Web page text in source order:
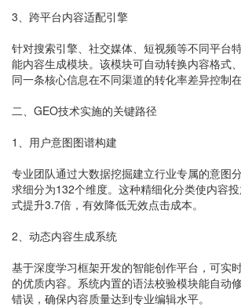
3、跨平台内容适配引擎
针对搜索引擎、社交媒体、短视频等不同平台
能内容生成模块。该模块可自动转换内容格式
同一条核心信息在不同渠道的转化率差异控制在
二、GEO技术实施的关键路径
1、用户意图图谱构建
专业团队通过大数据挖掘建立行业专属的意图
求细分为132个维度。这种精细化分类使内容
式提升3.7倍，有效降低无效点击成本。
2、动态内容生成系统
基于深度学习框架开发的智能创作平台，可实
的优质内容。系统内置的语法校验模块能自动
错误，确保内容质量达到专业编辑水平。